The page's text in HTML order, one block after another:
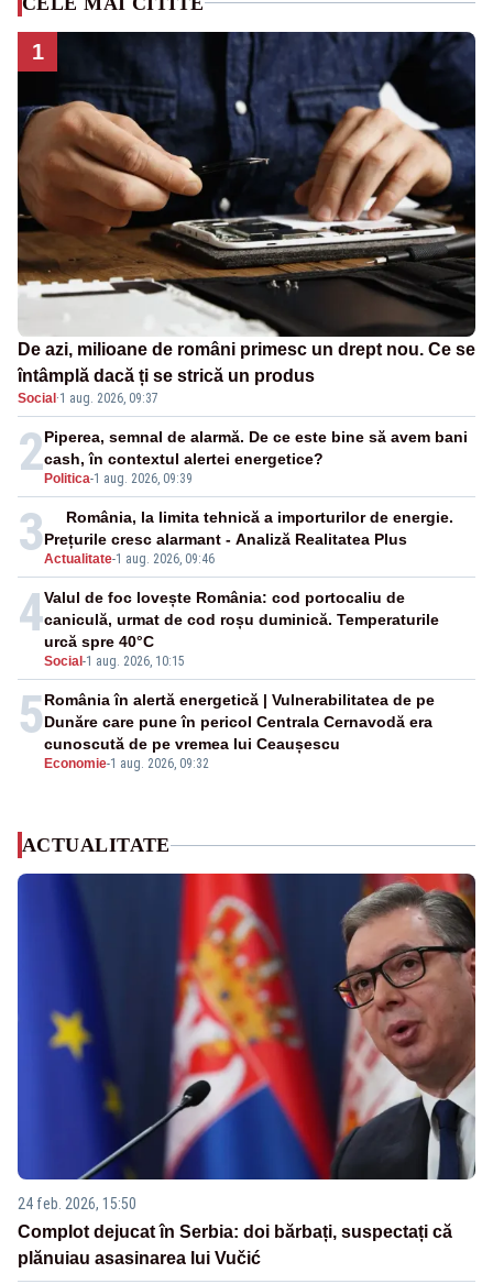
1
De azi, milioane de români primesc un drept nou. Ce se
întâmplă dacă ți se strică un produs
Social ·1 aug. 2026, 09:37
2 Politica-1 aug. 2026, 09:39
Piperea, semnal de alarmă. De ce este bine să avem bani
cash, în contextul alertei energetice?
3Actualitate-1 aug. 2026, 09:46
România, la limita tehnică a importurilor de energie.
Prețurile cresc alarmant - Analiză Realitatea Plus
4
Social -1 aug. 2026, 10:15
Valul de foc lovește România: cod portocaliu de
caniculă, urmat de cod roșu duminică. Temperaturile
urcă spre 40°C
5
Economie-1 aug. 2026, 09:32
România în alertă energetică | Vulnerabilitatea de pe
Dunăre care pune în pericol Centrala Cernavodă era
cunoscută de pe vremea lui Ceaușescu
ACTUALITATE
24 feb. 2026, 15:50
Complot dejucat în Serbia: doi bărbați, suspectați că
plănuiau asasinarea lui Vučić